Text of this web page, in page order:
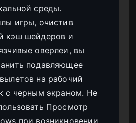
среды.
игры, очистив
кэш шейдеров и
оверлеи, вы
подавляющее
на рабочий
с черным экраном. Не
Просмотр